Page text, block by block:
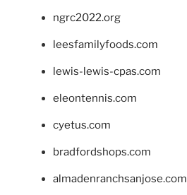
ngrc2022.org
leesfamilyfoods.com
lewis-lewis-cpas.com
eleontennis.com
cyetus.com
bradfordshops.com
almadenranchsanjose.com